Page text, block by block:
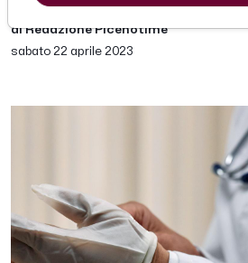
di Redazione Picenotime
sabato 22 aprile 2023